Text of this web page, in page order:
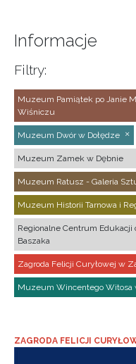
Informacje
Filtry:
Muzeum Pamiątek po Janie
Wiśniczu
Muzeum Dwór w Dołędze
Muzeum Zamek w Dębnie
Muzeum Ratusz - Galeria
Muzeum Historii Tarnowa i
Regionalne Centrum Edukacji
Baszaka
Zagroda Felicji Curyłowej w
Muzeum Wincentego Witosa
ZAGRODA FELICJI